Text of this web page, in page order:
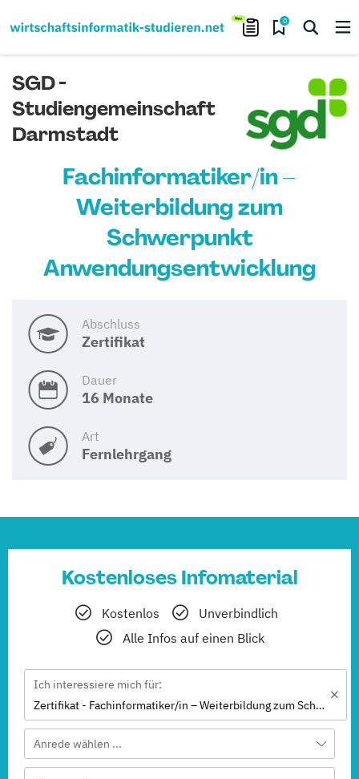
0
SGD -
Studiengemeinschaft
Darmstadt
Fachinformatiker/in –
Weiterbildung zum
Schwerpunkt
Anwendungsentwicklung
Abschluss
Zertifikat
Dauer
16 Monate
Art
Fernlehrgang
Kostenloses Infomaterial
Kostenlos
Unverbindlich
Alle Infos auf einen Blick
Ich interessiere mich für:
Zertifikat - Fachinformatiker/in – Weiterbildung zum Schwerpunkt Anwendungsentwicklung
Anrede wählen ...